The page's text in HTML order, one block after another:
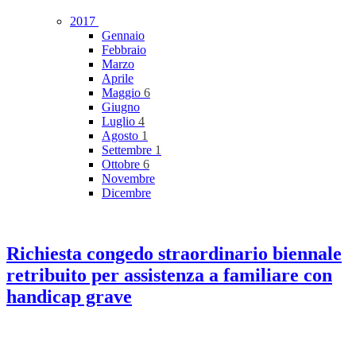
2017
Gennaio
Febbraio
Marzo
Aprile
Maggio 6
Giugno
Luglio 4
Agosto 1
Settembre 1
Ottobre 6
Novembre
Dicembre
Richiesta congedo straordinario biennale
retribuito per assistenza a familiare con
handicap grave